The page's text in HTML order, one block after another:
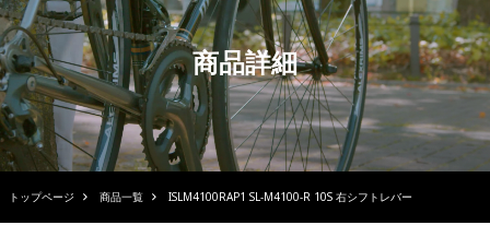
商品詳細
トップページ 商品一覧 ISLM4100RAP1 SL-M4100-R 10S 右シフトレバー